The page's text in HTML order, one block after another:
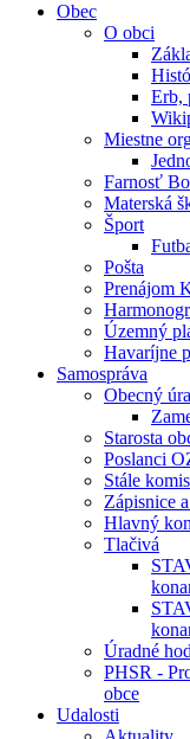
Obec
O obci
Erb,
Miestne
Farnosť
Materská
Šport
Pošta
Prenájom
Územný
Havaríjne
Samospráva
Obecný
Starosta
Poslanci
Stále
Zápisnice
Hlavný
Tlačivá
Úradné
PHSR -
obce
Udalosti